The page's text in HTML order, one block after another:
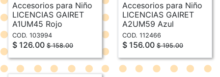
Accesorios para Niño
LICENCIAS GAIRET
A1UM45 Rojo
COD. 103994
$ 126.00 $ 158.00
Accesorios para Niño
LICENCIAS GAIRET
A2UM59 Azul
COD. 112466
$ 156.00 $ 195.00